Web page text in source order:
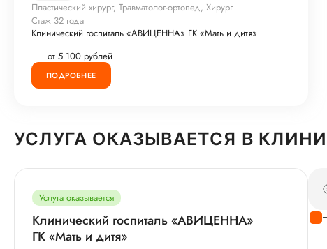
Пластический хирург, Травматолог-ортопед, Хирург
Стаж 32 года
Клинический госпиталь «АВИЦЕННА» ГК «Мать и дитя»
от 5 100 рублей
ПОДРОБНЕЕ
УСЛУГА ОКАЗЫВАЕТСЯ В
Услуга оказывается
Клинический госпиталь «АВИЦЕННА»
ГК «Мать и дитя»